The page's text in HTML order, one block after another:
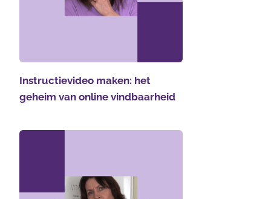
Instructievideo maken: het
geheim van online vindbaarheid